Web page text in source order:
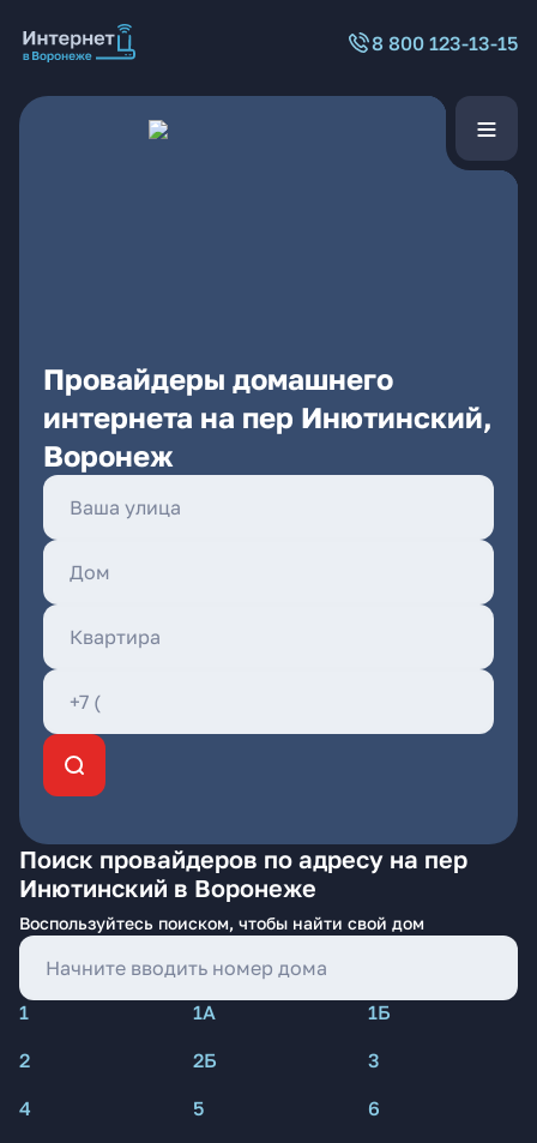
8 800 123-13-15
Провайдеры домашнего
интернета на пер Инютинский,
Воронеж
Поиск провайдеров по адресу на пер
Инютинский в Воронеже
Воспользуйтесь поиском, чтобы найти свой дом
1 1А
1Б
2
2Б
3
4
5
6